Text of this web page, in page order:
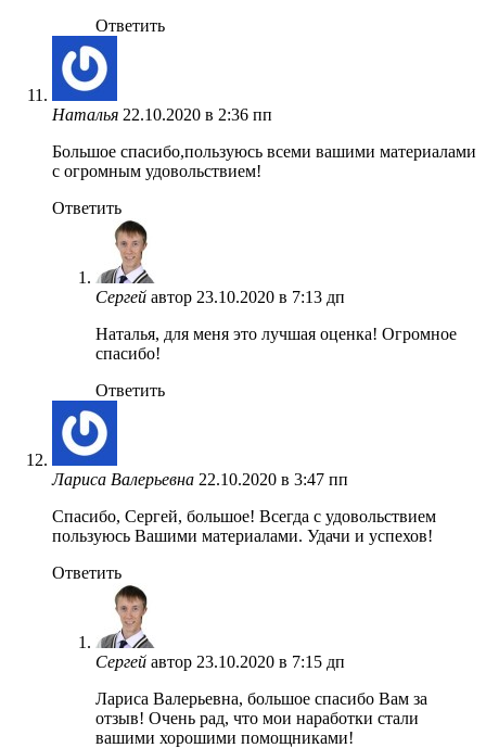
Ответить
Наталья 22.10.2020 в 2:36 пп
Большое спасибо,пользуюсь всеми вашими материалами
с огромным удовольствием!
Ответить
Сергей автор 23.10.2020 в 7:13 дп
Наталья, для меня это лучшая оценка! Огромное
спасибо!
Ответить
Лариса Валерьевна 22.10.2020 в 3:47 пп
Спасибо, Сергей, большое! Всегда с удовольствием
пользуюсь Вашими материалами. Удачи и успехов!
Ответить
Сергей автор 23.10.2020 в 7:15 дп
Лариса Валерьевна, большое спасибо Вам за
отзыв! Очень рад, что мои наработки стали
вашими хорошими помощниками!